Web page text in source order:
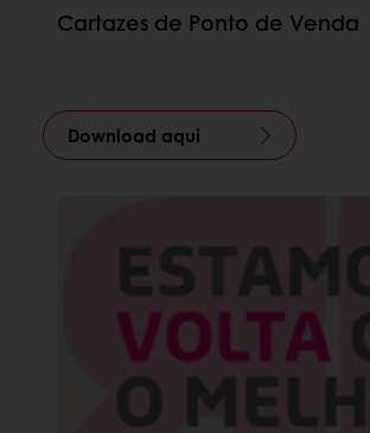
Cartazes de Ponto de Venda
Download aqui